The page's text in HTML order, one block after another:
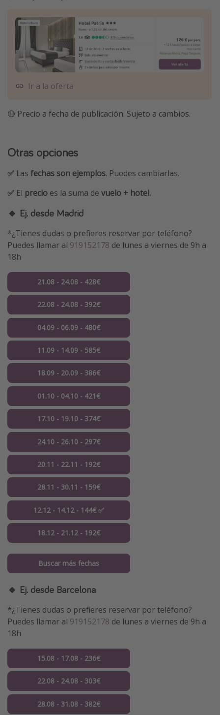
Ir a la oferta
🟡 Precio a fecha de publicación. Sujeto a cambios.
Otras opciones
✅ Las fechas son ejemplos. Puedes cambiarlas.
✅ El precio es la suma de vuelo + hotel.
🔸 Ej. desde Madrid
*¿Tienes dudas o prefieres reservar por teléfono?
Puedes llamar al 919152178 de lunes a viernes de 9h a
18h
21.08 - 24.08 - 428€
22.08 - 24.08 - 392€
04.09 - 06.09 - 480€
11.09 - 14.09 - 585€
18.09 - 20.09 - 386€
01.10 - 04.10 - 421€
17.10 - 19.10 - 374€
24.10 - 26.10 - 297€
20.11 - 22.11 - 192€
28.11 - 30.11 - 159€
12.12 - 14.12 - 144€ ✅
18.12 - 21.12 - 192€
Buscar más fechas
🔸 Ej. desde Barcelona
*¿Tienes dudas o prefieres reservar por teléfono?
Puedes llamar al 919152178 de lunes a viernes de 9h a
18h
15.08 - 17.08 - 236€
22.08 - 24.08 - 303€
28.08 - 31.08 - 382€